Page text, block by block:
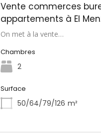
Vente commerces
appartements à El
On met à la vente…
Chambres
2
Surface
50/64/79/126 m²